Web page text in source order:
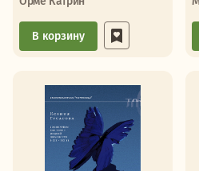
В корзину